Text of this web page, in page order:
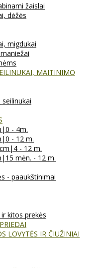
žaislai
dėžės
migdukai
MAITINIMO
- 4m.
- 12 m.
- 12 m.
mėn. - 12 m.
- paaukštinimai
kitos prekės
LOVYTĖS IR ČIUŽINIAI